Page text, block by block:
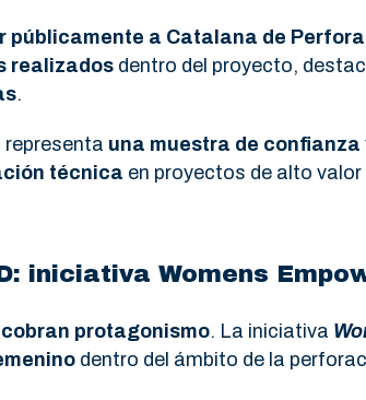
públicamente a Catalana de
realizados dentro del proyecto,
.
una muestra de
técnica en proyectos de alto
iniciativa Womens
cobran protagonismo. La iniciativa
dentro del ámbito de la